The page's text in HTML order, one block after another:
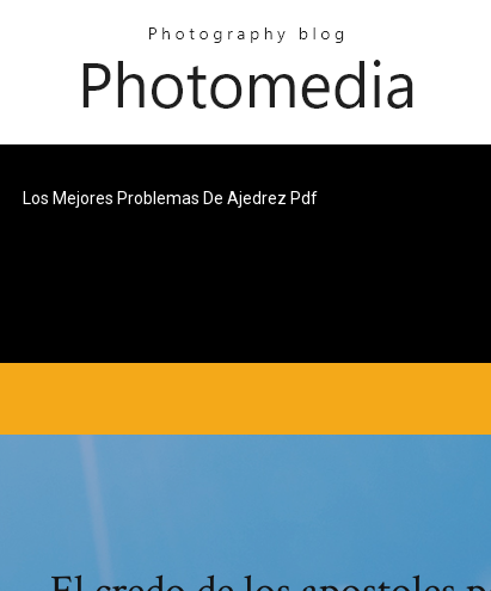
Los Mejores Problemas De Ajedrez Pdf